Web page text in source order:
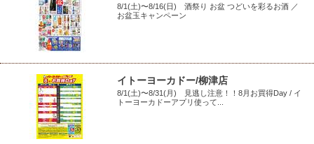
8/1(土)〜8/16(日) 酒祭り お盆 つどいを彩るお酒 ／
お盆玉キャンペーン
イトーヨーカドー/柳津店
8/1(土)〜8/31(月) 見逃し注意！！8月お買得Day / イ
トーヨーカドーアプリ使って...